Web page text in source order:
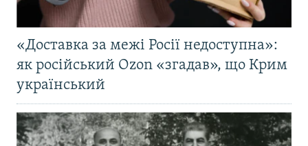
«Доставка за межі Росії недоступна»:
як російський Ozon «згадав», що Крим
український